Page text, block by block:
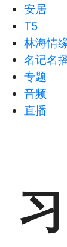
安居
T5
林海情
名记名
专题
音频
直播